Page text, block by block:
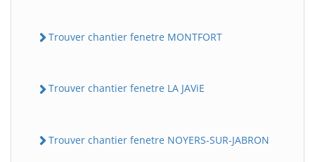
Trouver chantier fenetre MONTFORT
Trouver chantier fenetre LA JAViE
Trouver chantier fenetre NOYERS-SUR-JABRON